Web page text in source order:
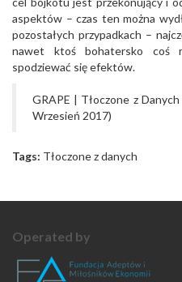
aspektów – czas ten można
pozostałych przypadkach –
nawet ktoś bohatersko coś
spodziewać się efektów.
GRAPE | Tłoczone z
Wrzesień 2017)
Tags: Tłoczone z danych
Operated by